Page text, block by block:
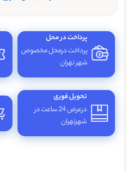
پرداخت در محل
پرداخت درمحل مخصوص
شهر تهران
تحویل فوری
درعرض 24 ساعت در
شهرتهران